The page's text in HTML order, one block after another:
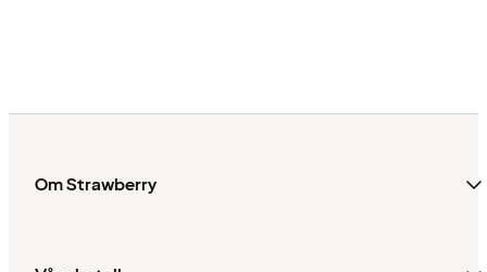
Om Strawberry